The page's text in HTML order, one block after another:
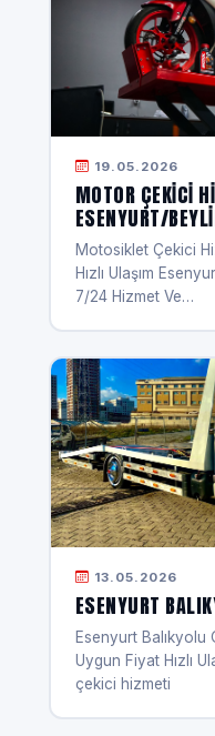
19.05.2026
MOTOR ÇEKICI
ESENYURT/
Motosiklet Çekici
Hızlı Ulaşım
7/24 Hizmet Ve…
13.05.2026
ESENYURT
Esenyurt Balıkyolu
Uygun Fiyat Hızlı
çekici hizmeti